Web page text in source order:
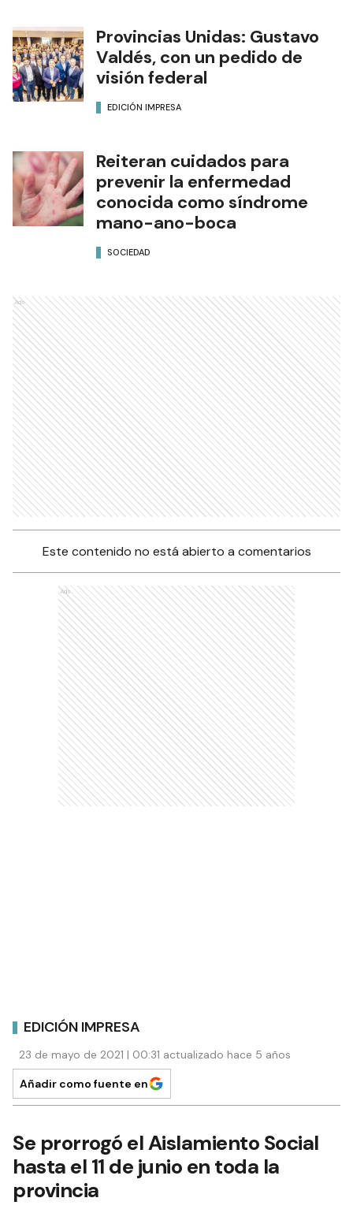
Provincias Unidas: Gustavo
Valdés, con un pedido de
visión federal
Reiteran cuidados para
prevenir la enfermedad
conocida como síndrome
mano-ano-boca
Ads
Este contenido no está abierto a comentarios
Ads
EDICIÓN IMPRESA
23 de mayo de 2021 | 00:31 actualizado hace 5 años
Se prorrogó el Aislamiento Social
hasta el 11 de junio en toda la